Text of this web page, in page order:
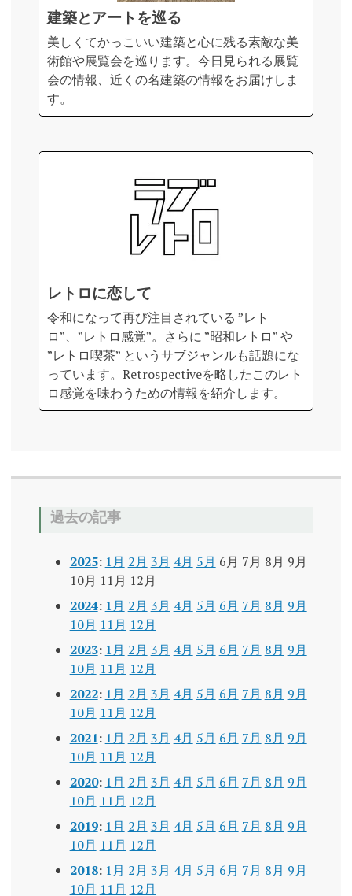
建築とアートを巡る
美しくてかっこいい建築と心に残る素敵な美
術館や展覧会を巡ります。今日見られる展覧
会の情報、近くの名建築の情報をお届けしま
す。
レトロに恋して
令和になって再び注目されている ”レト
ロ”、”レトロ感覚”。さらに ”昭和レトロ” や
”レトロ喫茶” というサブジャンルも話題にな
っています。Retrospectiveを略したこのレト
ロ感覚を味わうための情報を紹介します。
過去の記事
2025: 1月 2月 3月 4月 5月 6月 7月 8月 9月
10月 11月 12月
2024: 1月 2月 3月 4月 5月 6月 7月 8月 9月
10月 11月 12月
2023: 1月 2月 3月 4月 5月 6月 7月 8月 9月
10月 11月 12月
2022: 1月 2月 3月 4月 5月 6月 7月 8月 9月
10月 11月 12月
2021: 1月 2月 3月 4月 5月 6月 7月 8月 9月
10月 11月 12月
2020: 1月 2月 3月 4月 5月 6月 7月 8月 9月
10月 11月 12月
2019: 1月 2月 3月 4月 5月 6月 7月 8月 9月
10月 11月 12月
2018: 1月 2月 3月 4月 5月 6月 7月 8月 9月
10月 11月 12月